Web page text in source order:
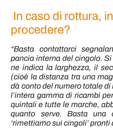
In caso di rottura,
procedere?
“Basta contattarci
pancia interna del cingolo.
ne indica la larghezza, il
(cioè la distanza tra una
dà conto del numero totale
l’intera gamma di ricambi
quintali e tutte le marche,
quanto serve. Basta una
‘rimettiamo sui cingoli’ pronti